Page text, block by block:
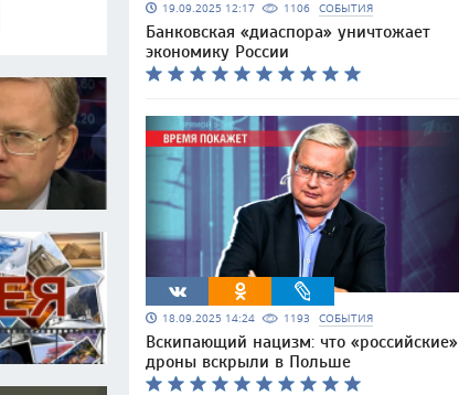
19.09.2025 12:17 1106 СОБЫТИЯ
Банковская «диаспора» уничтожает
экономику России
18.09.2025 14:24 1193 СОБЫТИЯ
Вскипающий нацизм: что «российские»
дроны вскрыли в Польше